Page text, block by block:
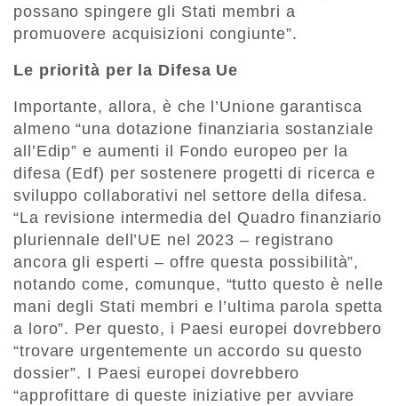
possano spingere gli Stati membri a
promuovere acquisizioni congiunte”.
Le priorità per la Difesa Ue
Importante, allora, è che l’Unione garantisca
almeno “una dotazione finanziaria sostanziale
all’Edip” e aumenti il Fondo europeo per la
difesa (Edf) per sostenere progetti di ricerca e
sviluppo collaborativi nel settore della difesa.
“La revisione intermedia del Quadro finanziario
pluriennale dell’UE nel 2023 – registrano
ancora gli esperti – offre questa possibilità”,
notando come, comunque, “tutto questo è nelle
mani degli Stati membri e l’ultima parola spetta
a loro”. Per questo, i Paesi europei dovrebbero
“trovare urgentemente un accordo su questo
dossier”. I Paesi europei dovrebbero
“approfittare di queste iniziative per avviare